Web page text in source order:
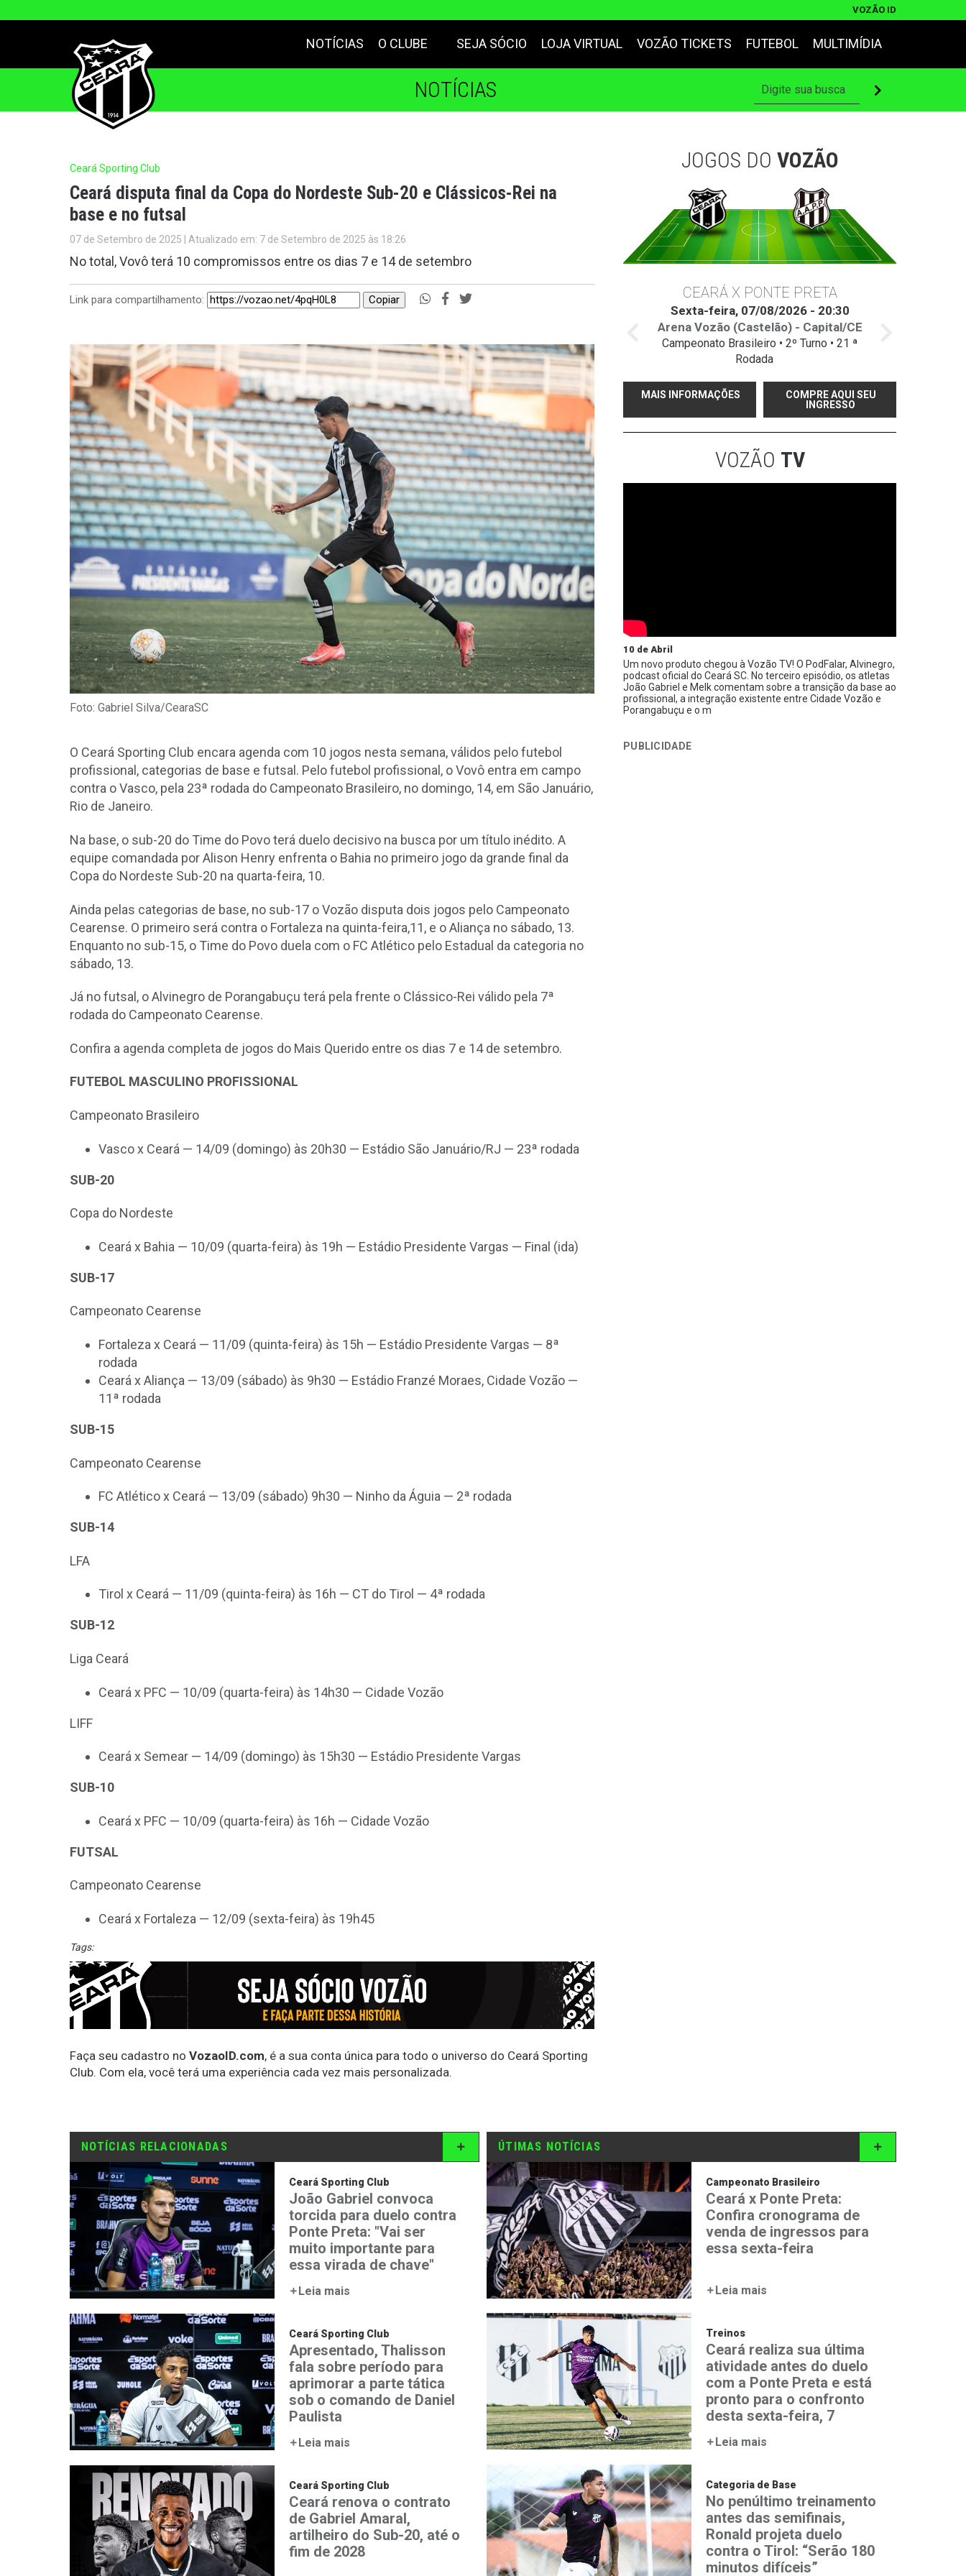
VOZÃO ID
NOTÍCIAS O CLUBE SEJA SÓCIO LOJA VIRTUAL VOZÃO TICKETS FUTEBOL MULTIMÍDIA
NOTÍCIAS
Ceará Sporting Club
Ceará disputa final da Copa do Nordeste Sub-20 e Clássicos-Rei na
base e no futsal
07 de Setembro de 2025 | Atualizado em: 7 de Setembro de 2025 às 18:26
No total, Vovô terá 10 compromissos entre os dias 7 e 14 de setembro
Link para compartilhamento: Copiar
Foto: Gabriel Silva/CearaSC
O Ceará Sporting Club encara agenda com 10 jogos nesta semana, válidos pelo futebol
profissional, categorias de base e futsal. Pelo futebol profissional, o Vovô entra em campo
contra o Vasco, pela 23ª rodada do Campeonato Brasileiro, no domingo, 14, em São Januário,
Rio de Janeiro.
Na base, o sub-20 do Time do Povo terá duelo decisivo na busca por um título inédito. A
equipe comandada por Alison Henry enfrenta o Bahia no primeiro jogo da grande final da
Copa do Nordeste Sub-20 na quarta-feira, 10.
Ainda pelas categorias de base, no sub-17 o Vozão disputa dois jogos pelo Campeonato
Cearense. O primeiro será contra o Fortaleza na quinta-feira,11, e o Aliança no sábado, 13.
Enquanto no sub-15, o Time do Povo duela com o FC Atlético pelo Estadual da categoria no
sábado, 13.
Já no futsal, o Alvinegro de Porangabuçu terá pela frente o Clássico-Rei válido pela 7ª
rodada do Campeonato Cearense.
Confira a agenda completa de jogos do Mais Querido entre os dias 7 e 14 de setembro.
FUTEBOL MASCULINO PROFISSIONAL
Campeonato Brasileiro
Vasco x Ceará — 14/09 (domingo) às 20h30 — Estádio São Januário/RJ — 23ª rodada
SUB-20
Copa do Nordeste
Ceará x Bahia — 10/09 (quarta-feira) às 19h — Estádio Presidente Vargas — Final (ida)
SUB-17
Campeonato Cearense
Fortaleza x Ceará — 11/09 (quinta-feira) às 15h — Estádio Presidente Vargas — 8ª
rodada
Ceará x Aliança — 13/09 (sábado) às 9h30 — Estádio Franzé Moraes, Cidade Vozão —
11ª rodada
SUB-15
Campeonato Cearense
FC Atlético x Ceará — 13/09 (sábado) 9h30 — Ninho da Águia — 2ª rodada
SUB-14
LFA
Tirol x Ceará — 11/09 (quinta-feira) às 16h — CT do Tirol — 4ª rodada
SUB-12
Liga Ceará
Ceará x PFC — 10/09 (quarta-feira) às 14h30 — Cidade Vozão
LIFF
Ceará x Semear — 14/09 (domingo) às 15h30 — Estádio Presidente Vargas
SUB-10
Ceará x PFC — 10/09 (quarta-feira) às 16h — Cidade Vozão
FUTSAL
Campeonato Cearense
Ceará x Fortaleza — 12/09 (sexta-feira) às 19h45
Tags:
Faça seu cadastro no VozaoID.com, é a sua conta única para todo o universo do Ceará Sporting
Club. Com ela, você terá uma experiência cada vez mais personalizada.
JOGOS DO VOZÃO
CEARÁ X PONTE PRETA
Sexta-feira, 07/08/2026 - 20:30
Arena Vozão (Castelão) - Capital/CE
Campeonato Brasileiro • 2º Turno • 21 ª
Rodada
MAIS INFORMAÇÕES
COMPRE AQUI SEU
INGRESSO
VOZÃO TV
10 de Abril
Um novo produto chegou à Vozão TV! O PodFalar, Alvinegro,
podcast oficial do Ceará SC. No terceiro episódio, os atletas
João Gabriel e Melk comentam sobre a transição da base ao
profissional, a integração existente entre Cidade Vozão e
Porangabuçu e o m
PUBLICIDADE
NOTÍCIAS RELACIONADAS
Ceará Sporting Club
João Gabriel convoca
torcida para duelo contra
Ponte Preta: "Vai ser
muito importante para
essa virada de chave"
Leia mais
Ceará Sporting Club
Apresentado, Thalisson
fala sobre período para
aprimorar a parte tática
sob o comando de Daniel
Paulista
Leia mais
Ceará Sporting Club
Ceará renova o contrato
de Gabriel Amaral,
artilheiro do Sub-20, até o
fim de 2028
ÚTIMAS NOTÍCIAS
Campeonato Brasileiro
Ceará x Ponte Preta:
Confira cronograma de
venda de ingressos para
essa sexta-feira
Leia mais
Treinos
Ceará realiza sua última
atividade antes do duelo
com a Ponte Preta e está
pronto para o confronto
desta sexta-feira, 7
Leia mais
Categoria de Base
No penúltimo treinamento
antes das semifinais,
Ronald projeta duelo
contra o Tirol: “Serão 180
minutos difíceis”